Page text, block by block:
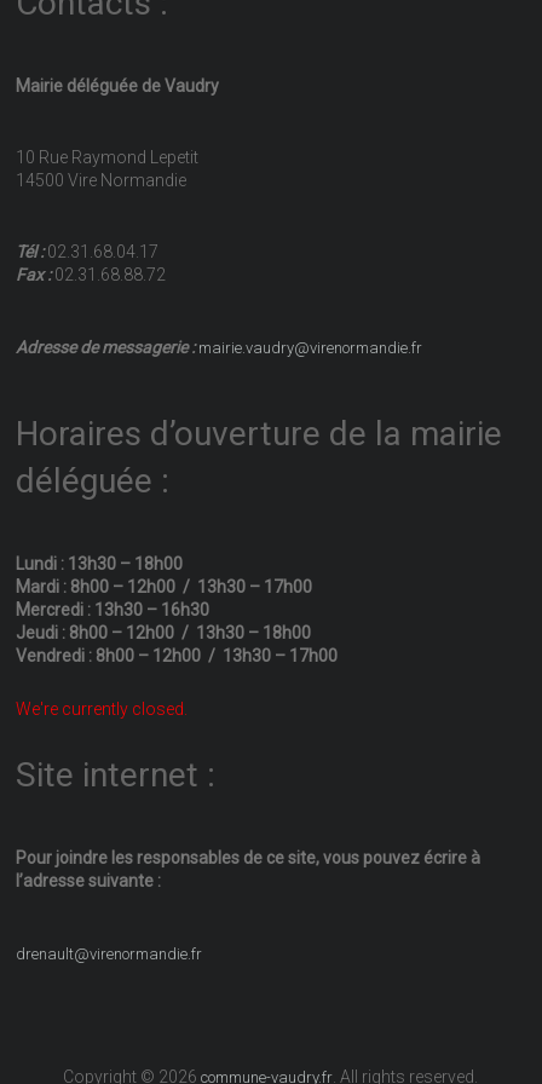
Mairie déléguée de Vaudry
10 Rue Raymond Lepetit
14500 Vire Normandie
Tél :02.31.68.04.17
Fax :02.31.68.88.72
Adresse de messagerie :mairie.vaudry@virenormandie.fr
Horaires d’ouverture de la mairie
déléguée :
Lundi : 13h30 – 18h00
Mardi : 8h00 – 12h00 / 13h30 – 17h00
Mercredi : 13h30 – 16h30
Jeudi : 8h00 – 12h00 / 13h30 – 18h00
Vendredi : 8h00 – 12h00 / 13h30 – 17h00
We're currently closed.
Site internet :
Pour joindre les responsables de ce site, vous pouvez écrire à
l’adresse suivante :
drenault@virenormandie.fr
Copyright © 2026commune-vaudry.fr . All rights reserved.